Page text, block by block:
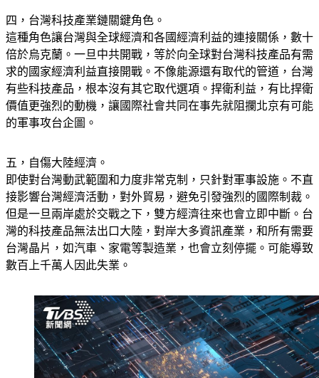
四，台灣科技產業鏈關鍵角色。
這種角色讓台灣與全球經濟和各國經濟利益的連接關係，數十
倍於烏克蘭。一旦中共開戰，等於向全球對台灣科技產品有需
求的國家經濟利益直接開戰。不像能源還有取代的管道，台灣
有些科技產品，根本沒有其它取代選項。捍衛利益，有比捍衛
價值更強烈的動機，讓國際社會共同在事先就阻攔北京有可能
五，自傷大陸經濟。
即使對台灣動武範圍和力度非常克制，只針對軍事設施。不直
接影響台灣經濟活動，對外貿易，避免引發強烈的國際制裁。
但是一旦兩岸處於交戰之下，雙方經濟往來也會立即中斷。台
灣的科技產品無法出口大陸，對岸大多資訊產業，和所有需要
台灣晶片，如汽車、家電等製造業，也會立刻停擺。可能導致